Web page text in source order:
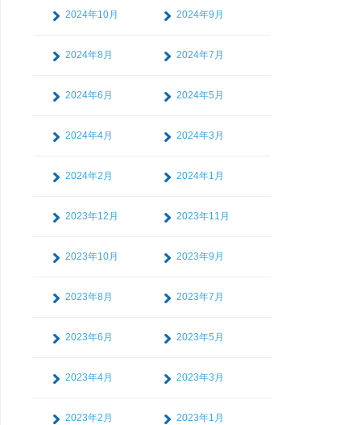
2024年10月 2024年9月
2024年8月 2024年7月
2024年6月 2024年5月
2024年4月 2024年3月
2024年2月 2024年1月
2023年12月 2023年11月
2023年10月 2023年9月
2023年8月 2023年7月
2023年6月 2023年5月
2023年4月 2023年3月
2023年2月 2023年1月